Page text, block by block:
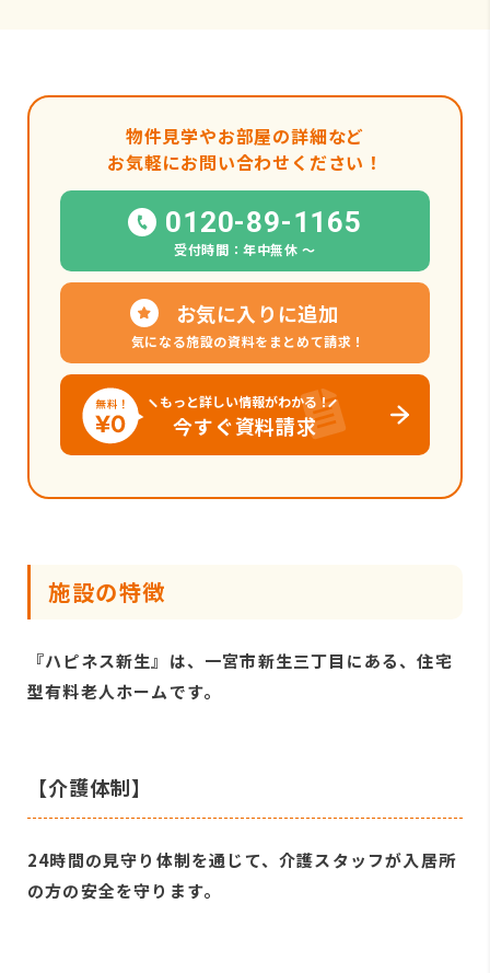
物件見学やお部屋の詳細など
お気軽にお問い合わせください！
0120-89-1165
受付時間：年中無休 〜
お気に入りに追加
気になる施設の資料をまとめて請求！
もっと詳しい情報がわかる！
今すぐ資料請求
施設の特徴
『ハピネス新生』は、一宮市新生三丁目にある、住宅
型有料老人ホームです。
【介護体制】
24時間の見守り体制を通じて、介護スタッフが入居所
の方の安全を守ります。